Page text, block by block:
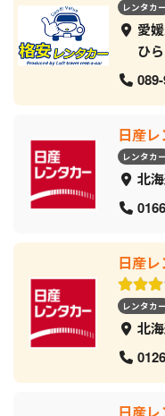
レンタカー
愛
ひ
日産
レンタカー
北
日産
レンタカー
北